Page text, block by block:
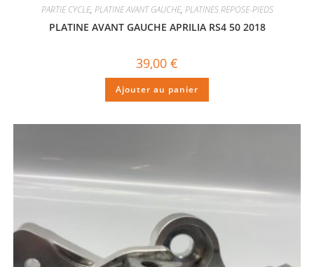
PARTIE CYCLE, PLATINE AVANT GAUCHE, PLATINES REPOSE-PIEDS
PLATINE AVANT GAUCHE APRILIA RS4 50 2018
39,00 €
Ajouter au panier